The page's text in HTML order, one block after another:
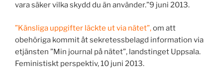
vara säker vilka skydd du än använder.”9 juni 2013.
”Känsliga uppgifter läckte ut via nätet”,om att
obehöriga kommit åt sekretessbelagd information via
etjänsten ”Min journal på nätet”, landstinget Uppsala.
Feministiskt perspektiv, 10 juni 2013.